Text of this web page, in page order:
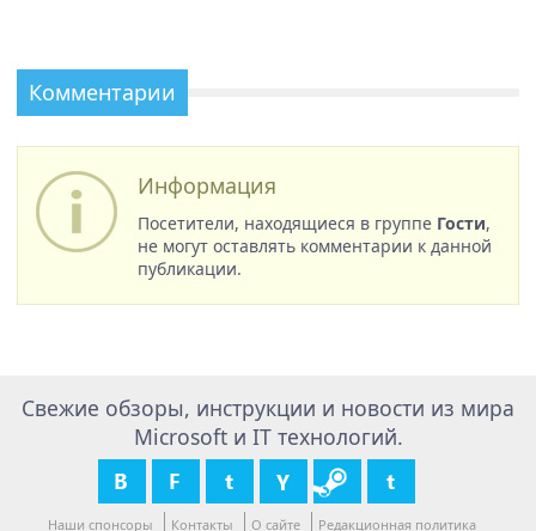
Комментарии
Информация
Посетители, находящиеся в группе Гости,
не могут оставлять комментарии к данной
публикации.
Свежие обзоры, инструкции и новости из мира
Microsoft и IT технологий.
Наши спонсоры Контакты О сайте Редакционная политика